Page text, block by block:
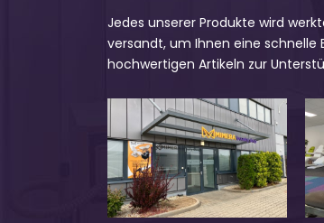
Jedes unserer Produkte wird
versandt, um Ihnen eine
hochwertigen Artikeln zur